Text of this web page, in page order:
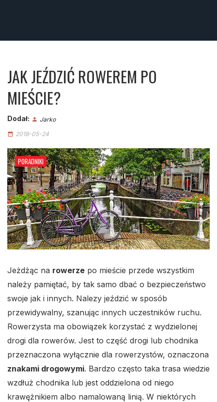
JAK JEŹDZIĆ ROWEREM PO
MIEŚCIE?
Dodał: person Jarko
date_range 2018-05-24
PORADNIKI
Jeżdżąc na rowerze po mieście przede wszystkim
należy pamiętać, by tak samo dbać o bezpieczeństwo
swoje jak i innych. Nalezy jeździć w sposób
przewidywalny, szanując innych uczestników ruchu.
Rowerzysta ma obowiązek korzystać z wydzielonej
drogi dla rowerów. Jest to część drogi lub chodnika
przeznaczona wyłącznie dla rowerzystów, oznaczona
znakami drogowymi. Bardzo często taka trasa wiedzie
wzdłuż chodnika lub jest oddzielona od niego
krawężnikiem albo namalowaną linią. W niektórych